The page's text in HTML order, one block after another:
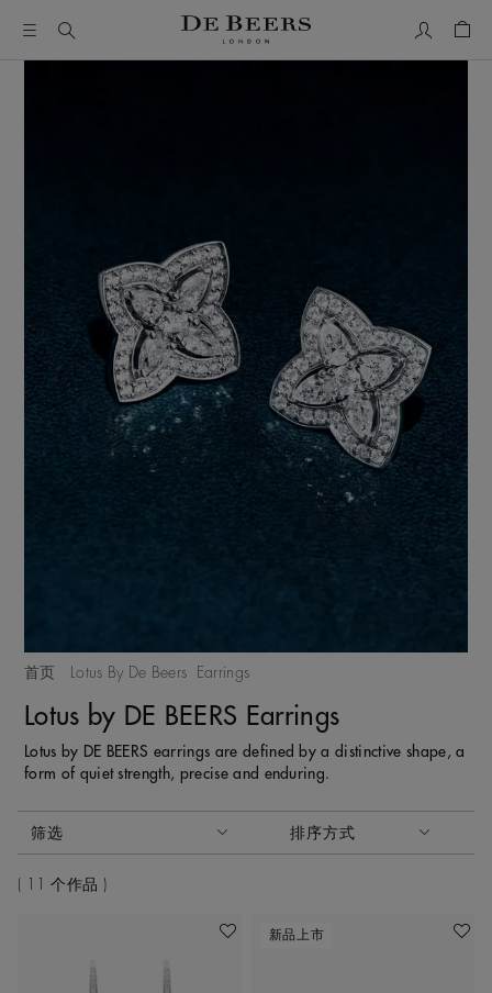
首页 Lotus By De Beers Earrings
Lotus by DE BEERS Earrings
Lotus by DE BEERS earrings are defined by a distinctive shape, a
form of quiet strength, precise and enduring.
筛选 排序方式
排序方式
11 个作品
收藏作品 新品上市 收藏作